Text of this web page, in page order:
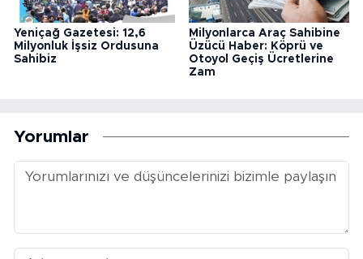
Yeniçağ Gazetesi: 12,6
Milyonluk İşsiz Ordusuna
Sahibiz
Milyonlarca Araç Sahibine
Üzücü Haber: Köprü ve
Otoyol Geçiş Ücretlerine
Zam
Yorumlar